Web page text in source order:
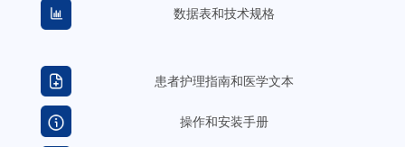
数据表和技术规格
患者护理指南和医学文本
操作和安装手册